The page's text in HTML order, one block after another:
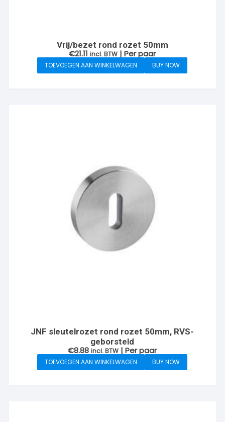
Vrij/bezet rond rozet 50mm
€21.11 incl. BTW | Per paar
TOEVOEGEN AAN WINKELWAGEN BUY NOW
JNF sleutelrozet rond rozet 50mm, RVS-
geborsteld
€8.88 incl. BTW | Per paar
TOEVOEGEN AAN WINKELWAGEN BUY NOW